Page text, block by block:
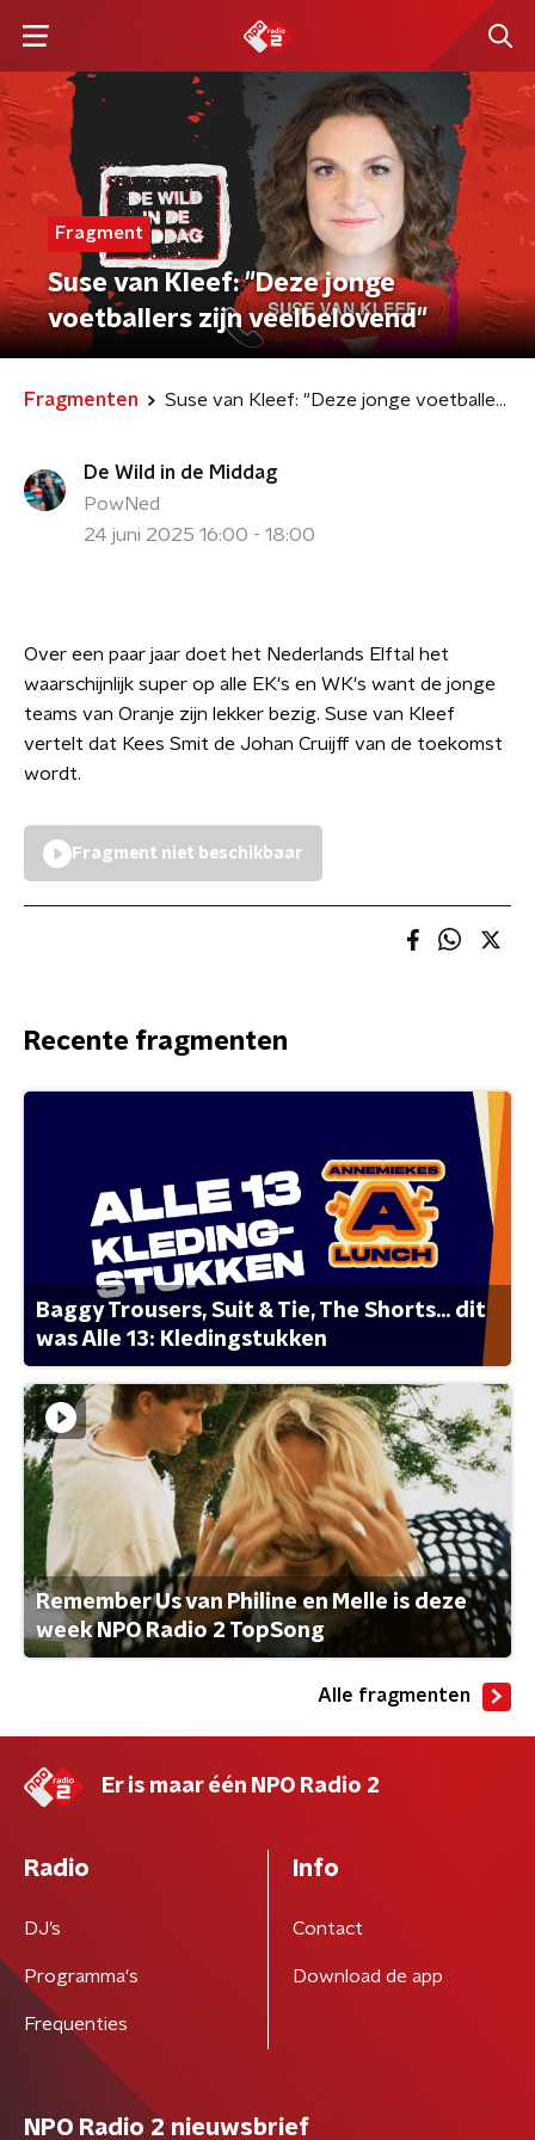
Fragment
Suse van Kleef: "Deze jonge
voetballers zijn veelbelovend"
Fragmenten Suse van Kleef: "Deze jonge voetballers zijn veelbelovend"
De Wild in de Middag
PowNed
24 juni 2025 16:00 - 18:00
Over een paar jaar doet het Nederlands Elftal het
waarschijnlijk super op alle EK's en WK's want de jonge
teams van Oranje zijn lekker bezig. Suse van Kleef
vertelt dat Kees Smit de Johan Cruijff van de toekomst
wordt.
Fragment niet beschikbaar
Recente fragmenten
Baggy Trousers, Suit & Tie, The Shorts... dit
was Alle 13: Kledingstukken
Remember Us van Philine en Melle is deze
week NPO Radio 2 TopSong
Alle fragmenten
Er is maar één NPO Radio 2
Radio
DJ’s
Programma's
Frequenties
Info
Contact
Download de app
NPO Radio 2 nieuwsbrief